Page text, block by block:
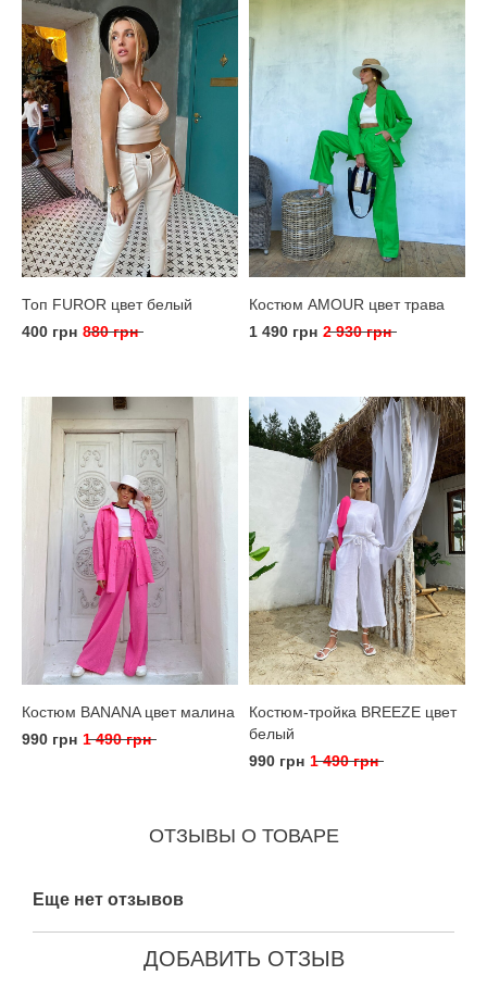
Топ FUROR цвет белый
400 грн 880 грн
Костюм AMOUR цвет трава
1 490 грн 2 930 грн
Костюм BANANA цвет малина
990 грн 1 490 грн
Костюм-тройка BREEZE цвет
белый
990 грн 1 490 грн
ОТЗЫВЫ О ТОВАРЕ
Еще нет отзывов
ДОБАВИТЬ ОТЗЫВ